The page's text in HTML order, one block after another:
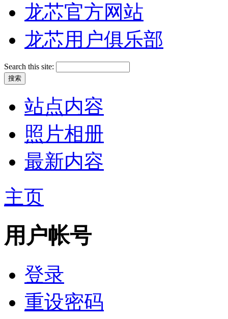
龙芯官方网站
龙芯用户俱乐部
Search this site:
站点内容
照片相册
最新内容
主页
用户帐号
登录
重设密码